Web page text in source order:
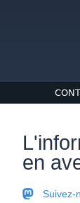
en
Suivez-